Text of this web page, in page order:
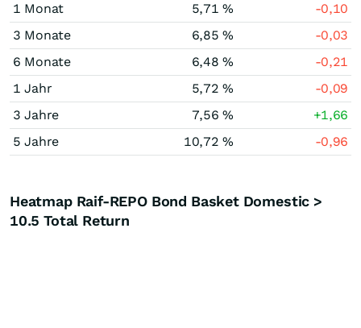
1 Monat 5,71 %
-0,10
3 Monate
6,85 %
-0,03
6 Monate
6,48 %
-0,21
1 Jahr
5,72 %
-0,09
3 Jahre
7,56 %
+1,66
5 Jahre
10,72 % -0,96
Heatmap Raif-REPO Bond Basket Domestic >
10.5 Total Return